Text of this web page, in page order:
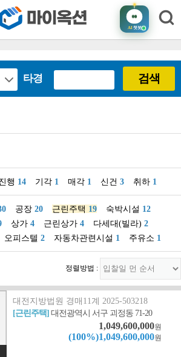
AI챗봇
타경 검색
행 14 기각 1 매각 1 신건 3 취하 1
공장 20 근린주택 19 숙박시설 12
상가 4 근린상가 4 다세대(빌라) 2
오피스텔 2 자동차관련시설 1 주유소 1
정렬방법 :
대전지방법원 경매11계 2025-503218
[근린주택]대전광역시 서구 괴정동 71-20
1,049,600,000원
(100%)1,049,600,000원